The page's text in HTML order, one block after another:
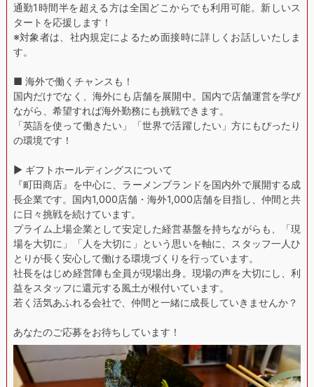
通勤1時間半を超える方は全国どこからでも利用可能。新しいス
タートを応援します！
※対象者は、社内規定によるため面接時に詳しくお話しいたしま
す。
■ 海外で働くチャンスも！
国内だけでなく、海外にも店舗を展開中。国内で店舗運営を学び
ながら、希望すれば海外勤務にも挑戦できます。
「英語を使って働きたい」「世界で活躍したい」方にもぴったり
の環境です！
▶︎ ギフトホールディングスについて
『町田商店』を中心に、ラーメンブランドを国内外で展開する成
長企業です。国内1,000店舗・海外1,000店舗を目指し、仲間と共
に日々挑戦を続けています。
プライム上場企業として安定した経営基盤を持ちながらも、「現
場を大切に」「人を大切に」という思いを軸に、スタッフ一人ひ
とりが長く安心して働ける環境づくりを行っています。
社長をはじめ経営陣も全員が現場出身。現場の声を大切にし、利
益をスタッフに還元する風土が根付いています。
若く活気あふれる会社で、仲間と一緒に成長していきませんか？
あなたのご応募をお待ちしています！